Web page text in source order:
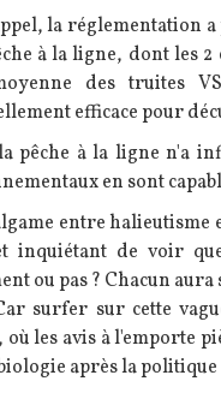
la réglementation
à la ligne, dont les
des truites
efficace pour
pêche à la ligne n'a
en sont
entre halieutisme
inquiétant de voir
ou pas ? Chacun
surfer sur cette
où les avis à l'emporte
après la politique